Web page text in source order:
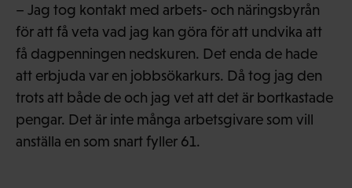
– Jag tog kontakt med arbets- och näringsbyrån
för att få veta vad jag kan göra för att undvika att
få dagpenningen nedskuren. Det enda de hade
att erbjuda var en jobbsökarkurs. Då tog jag den
trots att både de och jag vet att det är bortkastade
pengar. Det är inte många arbetsgivare som vill
anställa en som snart fyller 61.